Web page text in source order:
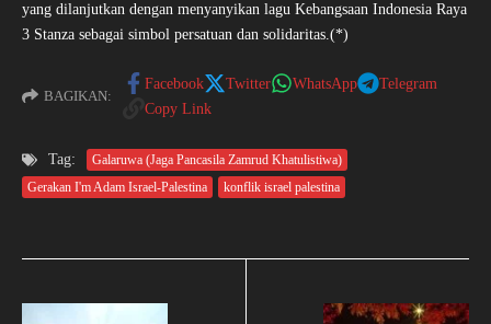
yang dilanjutkan dengan menyanyikan lagu Kebangsaan Indonesia Raya
3 Stanza sebagai simbol persatuan dan solidaritas.(*)
BAGIKAN:
Facebook Twitter WhatsApp
Telegram
Copy Link
Tag:
Galaruwa (Jaga Pancasila Zamrud Khatulistiwa)
Gerakan I'm Adam Israel-Palestina
konflik israel palestina